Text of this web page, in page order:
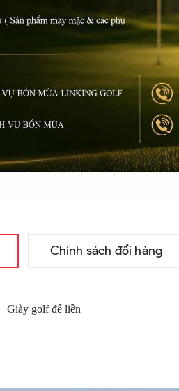
Chính sách đổi hàng
| Giày golf đế liền